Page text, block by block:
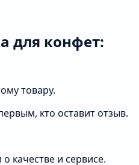
для конфет:
товару.
кто оставит отзыв.
качестве и сервисе.